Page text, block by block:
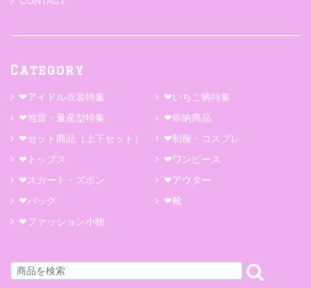
Category
❤アイドル衣装特集
❤いちご柄特集
❤地雷・量産型特集
❤即納商品
❤セット商品（上下セット）
❤制服・コスプレ
❤トップス
❤ワンピース
❤スカート・ズボン
❤アウター
❤バッグ
❤靴
❤ファッション小物